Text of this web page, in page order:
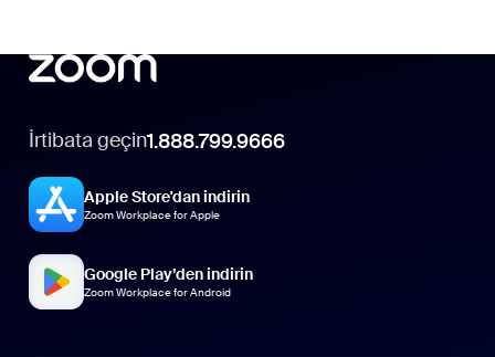
İrtibata geçin1.888.799.9666
Apple Store'dan indirin
Zoom Workplace for Apple
Google Play’den indirin
Zoom Workplace for Android